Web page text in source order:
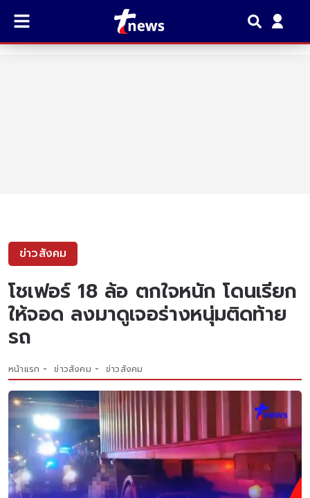
ข่าวสังคม
โชเฟอร์ 18 ล้อ ตกใจหนัก โดนเรียก
ให้จอด ลงมาดูเจอร่างหนุ่มติดท้าย
รถ
หน้าแรก ข่าวสังคม ข่าวสังคม